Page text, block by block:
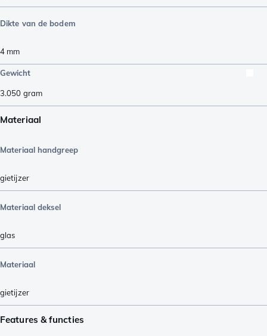
Dikte van de bodem
4 mm
Gewicht
3.050 gram
Materiaal
Materiaal handgreep
gietijzer
Materiaal deksel
glas
Materiaal
gietijzer
Features & functies